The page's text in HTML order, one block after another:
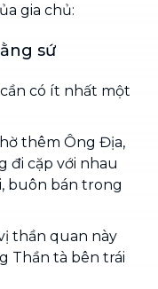
gia chủ:
sứ
có ít nhất một
thêm Ông Địa,
đi cặp với nhau
buôn bán trong
thần quan này
Thần tà bên trái